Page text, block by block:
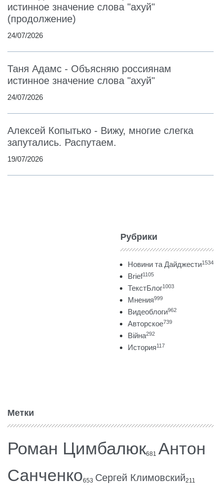
истинное значение слова "ахуй"
(продолжение)
24/07/2026
Таня Адамс - Объясняю россиянам
истинное значение слова "ахуй"
24/07/2026
Алексей Копытько - Вижу, многие слегка
запутались. Распутаем.
19/07/2026
Рубрики
Новини та Дайджести1534
Brief1105
ТекстБлог1003
Мнения999
Видеоблоги962
Авторское739
Війна292
История117
Метки
Роман Цимбалюк681 Антон
Санченко653 Сергей Климовский211